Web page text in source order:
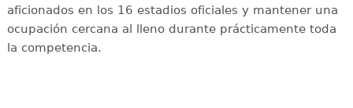
aficionados en los 16 estadios oficiales y mantener una
ocupación cercana al lleno durante prácticamente toda
la competencia.